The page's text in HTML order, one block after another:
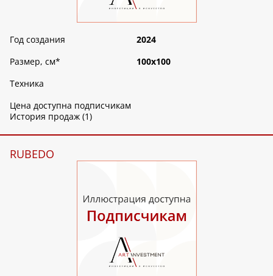
Год создания
2024
Размер, см*
100х100
Техника
Цена доступна подписчикам
История продаж (1)
RUBEDO